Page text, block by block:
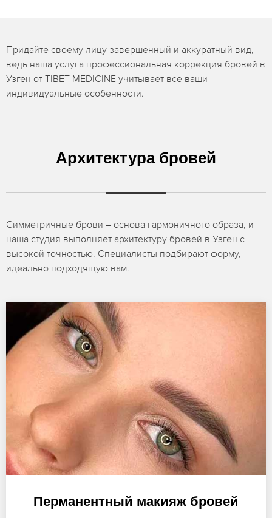
Придайте своему лицу завершенный и аккуратный вид,
ведь наша услуга профессиональная коррекция бровей в
Узген от TIBET-MEDICINE учитывает все ваши
индивидуальные особенности.
Архитектура бровей
Симметричные брови – основа гармоничного образа, и
наша студия выполняет архитектуру бровей в Узген с
высокой точностью. Специалисты подбирают форму,
идеально подходящую вам.
Перманентный макияж бровей